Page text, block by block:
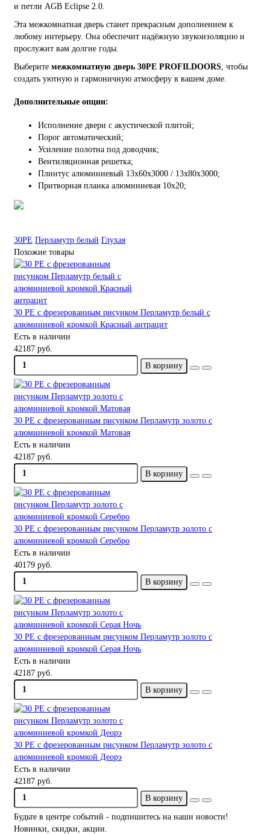
и петли AGB Eclipse 2.0.
Эта межкомнатная дверь станет прекрасным дополнением к
любому интерьеру. Она обеспечит надёжную звукоизоляцию и
прослужит вам долгие годы.
Выберите межкомнатную дверь 30PE PROFILDOORS , чтобы
создать уютную и гармоничную атмосферу в вашем доме.
Дополнительные опции:
Исполнение двери с акустической плитой;
Порог автоматический;
Усиление полотна под доводчик;
Вентиляционная решетка;
Плинтус алюминиевый 13х60х3000 / 13х80х3000;
Притворная планка алюминиевая 10x20;
30PE Перламутр белый Глухая
Похожие товары
30 PE с фрезерованным рисунком Перламутр белый с
алюминиевой кромкой Красный антрацит
Есть в наличии
42187 руб.
В корзину
30 PE с фрезерованным рисунком Перламутр золото с
алюминиевой кромкой Матовая
Есть в наличии
42187 руб.
В корзину
30 PE с фрезерованным рисунком Перламутр золото с
алюминиевой кромкой Серебро
Есть в наличии
40179 руб.
В корзину
30 PE с фрезерованным рисунком Перламутр золото с
алюминиевой кромкой Серая Ночь
Есть в наличии
42187 руб.
В корзину
30 PE с фрезерованным рисунком Перламутр золото с
алюминиевой кромкой Деорэ
Есть в наличии
42187 руб.
В корзину
Будьте в центре событий - подпишитесь на наши новости!
Новинки, скидки, акции.